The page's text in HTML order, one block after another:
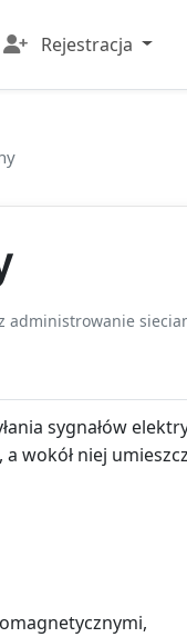
Rejestracja
administrowanie
sygnałów
wokół niej